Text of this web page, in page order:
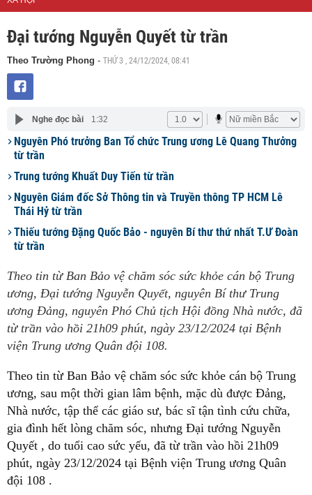
Đại tướng Nguyễn Quyết từ trần
Theo Trường Phong - THỨ 3 , 24/12/2024, 08:41
Nghe đọc bài 1:32
Nguyên Phó trưởng Ban Tổ chức Trung ương Lê Quang Thưởng
từ trần
Trung tướng Khuất Duy Tiến từ trần
Nguyên Giám đốc Sở Thông tin và Truyền thông TP HCM Lê
Thái Hỷ từ trần
Thiếu tướng Đặng Quốc Bảo - nguyên Bí thư thứ nhất T.Ư Đoàn
từ trần
Theo tin từ Ban Bảo vệ chăm sóc sức khỏe cán bộ Trung
ương, Đại tướng Nguyễn Quyết, nguyên Bí thư Trung
ương Đảng, nguyên Phó Chủ tịch Hội đồng Nhà nước, đã
từ trần vào hồi 21h09 phút, ngày 23/12/2024 tại Bệnh
viện Trung ương Quân đội 108.
Theo tin từ Ban Bảo vệ chăm sóc sức khỏe cán bộ Trung
ương, sau một thời gian lâm bệnh, mặc dù được Đảng,
Nhà nước, tập thể các giáo sư, bác sĩ tận tình cứu chữa,
gia đình hết lòng chăm sóc, nhưng Đại tướng Nguyễn
Quyết , do tuổi cao sức yếu, đã từ trần vào hồi 21h09
phút, ngày 23/12/2024 tại Bệnh viện Trung ương Quân
đội 108 .